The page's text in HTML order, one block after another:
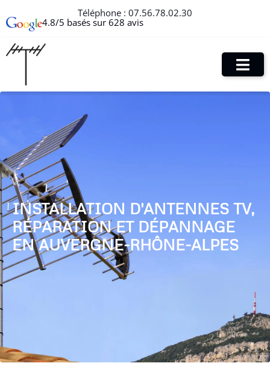
Téléphone : 07.56.78.02.30
4.8/5 basés sur 628 avis
INSTALLATION D'ANTENNES TV,
RÉPARATION ET DÉPANNAGE
EN AUVERGNE-RHÔNE-ALPES